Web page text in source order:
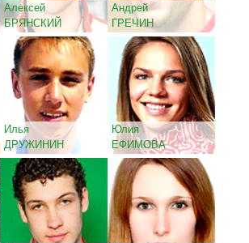
Алексей
БРЯНСКИЙ
Андрей
ГРЕЧИН
Илья
ДРУЖИНИН
Юлия
ЕФИМОВА